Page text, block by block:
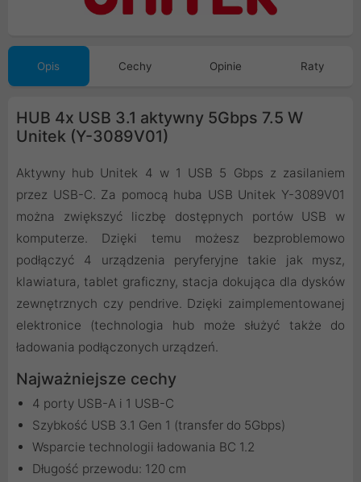
Opis Cechy Opinie Raty
HUB 4x USB 3.1 aktywny 5Gbps 7.5 W
Unitek (Y-3089V01)
Aktywny hub Unitek 4 w 1 USB 5 Gbps z zasilaniem
przez USB-C. Za pomocą huba USB Unitek Y-3089V01
można zwiększyć liczbę dostępnych portów USB w
komputerze. Dzięki temu możesz bezproblemowo
podłączyć 4 urządzenia peryferyjne takie jak mysz,
klawiatura, tablet graficzny, stacja dokująca dla dysków
zewnętrznych czy pendrive. Dzięki zaimplementowanej
elektronice (technologia hub może służyć także do
ładowania podłączonych urządzeń.
Najważniejsze cechy
4 porty USB-A i 1 USB-C
Szybkość USB 3.1 Gen 1 (transfer do 5Gbps)
Wsparcie technologii ładowania BC 1.2
Długość przewodu: 120 cm